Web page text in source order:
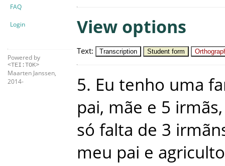
FAQ
Login
Powered by
<TEI:TOK>
Maarten Janssen,
2014-
View options
Text: Transcription Student form
5. Eu tenho uma
pai, mãe e 5 irmãs,
só falta de 3
meu pai e